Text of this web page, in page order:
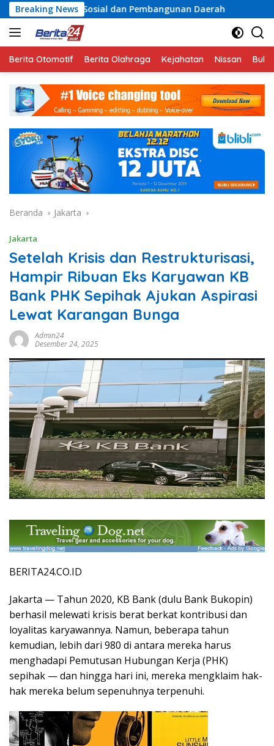
Langsung
ke
konten
Breaking News
dan Pembangunan Daerah Rayakan Semangat
Berita Otomotif Berita Olahraga Kejahatan Nissan
Beranda Jakarta
Jakarta
Setelah Krisis dan Restrukturisasi,
Hampir Ribuan Eks Karyawan KB
Bank PHK Sepihak Ajukan Aspirasi
Lewat Karangan Bunga
Admin24
Desember 24, 2025
BERITA24.CO.ID
Jakarta — Tahun 2020, KB Bank (dulu Bank Bukopin)
berhasil melewati krisis berat berkat kontribusi dan
loyalitas karyawannya. Namun, beberapa tahun
kemudian, lebih dari 980 di antara mereka harus
menghadapi Pemutusan Hubungan Kerja (PHK)
sepihak — dan hingga hari ini, mereka mengklaim hak-
hak mereka belum sepenuhnya terpenuhi.